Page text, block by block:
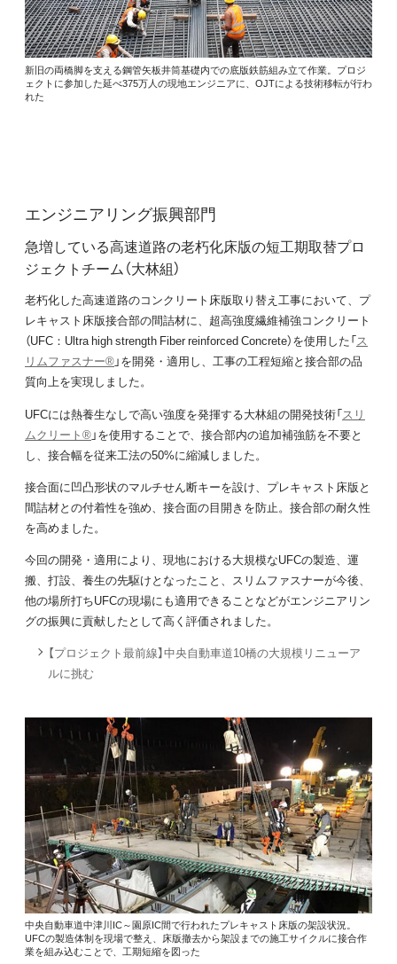
新旧の両橋脚を支える鋼管矢板井筒基礎内での底版鉄筋組み立て作業。プロジ
ェクトに参加した延べ375万人の現地エンジニアに、OJTによる技術移転が行わ
れた
エンジニアリング振興部門
急増している高速道路の老朽化床版の短工期取替プロ
ジェクトチーム（大林組）
老朽化した高速道路のコンクリート床版取り替え工事において、プ
レキャスト床版接合部の間詰材に、超高強度繊維補強コンクリート
（UFC：Ultra high strength Fiber reinforced Concrete）を使用した「ス
リムファスナー®」を開発・適用し、工事の工程短縮と接合部の品
質向上を実現しました。
UFCには熱養生なしで高い強度を発揮する大林組の開発技術「スリ
ムクリート®」を使用することで、接合部内の追加補強筋を不要と
し、接合幅を従来工法の50%に縮減しました。
接合面に凹凸形状のマルチせん断キーを設け、プレキャスト床版と
間詰材との付着性を強め、接合面の目開きを防止。接合部の耐久性
を高めました。
今回の開発・適用により、現地における大規模なUFCの製造、運
搬、打設、養生の先駆けとなったこと、スリムファスナーが今後、
他の場所打ちUFCの現場にも適用できることなどがエンジニアリン
グの振興に貢献したとして高く評価されました。
【プロジェクト最前線】中央自動車道10橋の大規模リニューア
ルに挑む
中央自動車道中津川IC～園原IC間で行われたプレキャスト床版の架設状況。
UFCの製造体制を現場で整え、床版撤去から架設までの施工サイクルに接合作
業を組み込むことで、工期短縮を図った